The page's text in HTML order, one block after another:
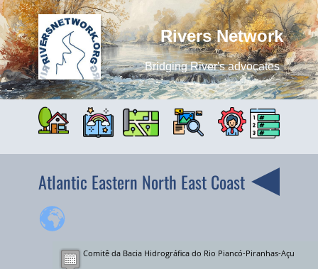
Rivers Network
Bridging River's advocates
Atlantic Eastern North East Coast
+
Comitê da Bacia Hidrográfica do Rio Piancó-Piranhas-Açu